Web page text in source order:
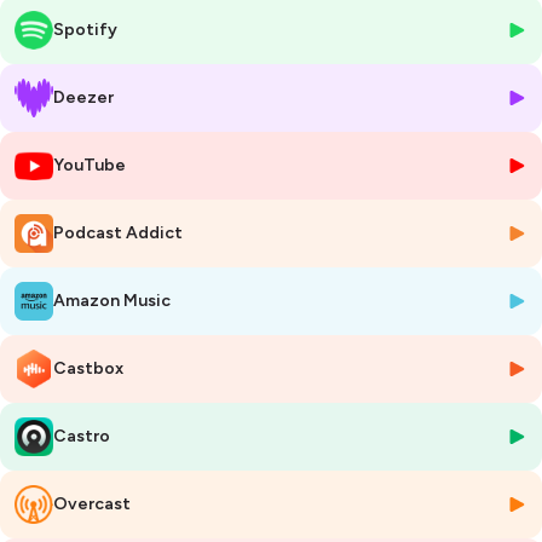
Un "top gun", donc. Et pourtant, quand le Vannetais raconte son
parcours, il évoque d'abord le plaisir de naviguer avec les copains, une
Larmor-Baden - du fun, mais des résultats.
Fils de planchiste de haut niveau, c'est par le Laser qu'il va entrer pour
de bon dans le jeu de la régate, jusqu'à intégrer le pôle France de Brest,
mais une blessure aux deux chevilles va mettre un terme à ses
ambitions à la sangle de rappel. Il bifurque alors vers le J80 avec
bonheur - champion d'Europe en 2014 - avant de se lancer en Diam
Entre-temps, il a été repéré par Thomas Coville qui va en faire son
performeur ; le large l'attire, mais les ambitions olympiques de ses
années Laser le titillent encore fortement. Alors quand son sponsor
lui rappelle ses rêves de médailles - ce sera non.
Quelques semaines plus tard le voilà lancé dans une campagne pour
Tokyo 2020 avec Manon Audient en Nacra 17, une opération
commando, où le duo, formé 18 mois plus tôt, chipe la sélection aux
Spotify
Deezer
YouTube
Podcast Addict
Amazon Music
Castbox
Castro
Overcast